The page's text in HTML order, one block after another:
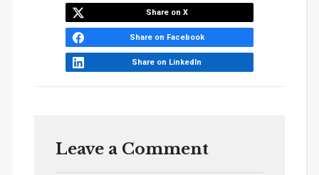
Share on X
Share on Facebook
Share on LinkedIn
Leave a Comment